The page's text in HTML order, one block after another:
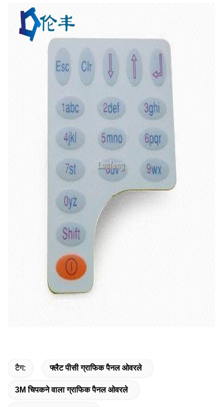
टैग: फ्लैट पीसी ग्राफिक पैनल ओवरले
3M चिपकने वाला ग्राफिक पैनल ओवरले